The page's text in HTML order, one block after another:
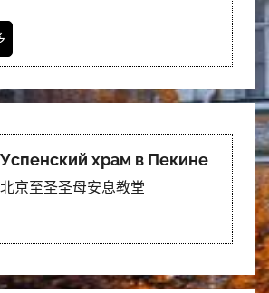
Успенский храм в Пекине
北京至圣圣母安息教堂